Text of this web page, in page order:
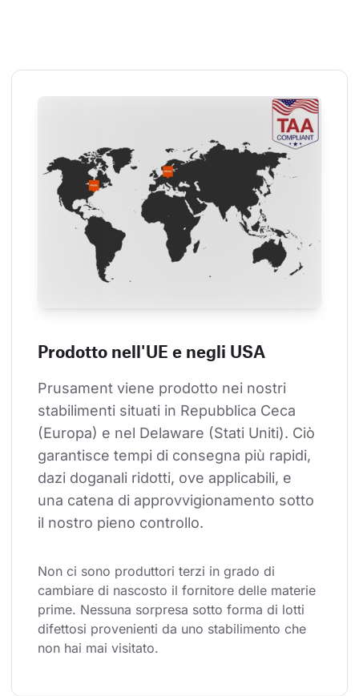
Prodotto nell'UE e negli USA
Prusament viene prodotto nei nostri
stabilimenti situati in Repubblica Ceca
(Europa) e nel Delaware (Stati Uniti). Ciò
garantisce tempi di consegna più rapidi,
dazi doganali ridotti, ove applicabili, e
una catena di approvvigionamento sotto
il nostro pieno controllo.
Non ci sono produttori terzi in grado di
cambiare di nascosto il fornitore delle materie
prime. Nessuna sorpresa sotto forma di lotti
difettosi provenienti da uno stabilimento che
non hai mai visitato.